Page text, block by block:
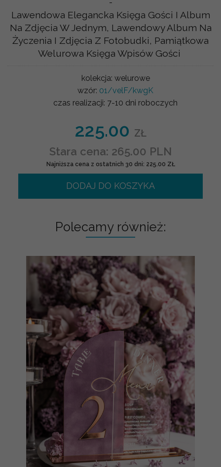
-
Lawendowa Elegancka Księga Gości I Album
Na Zdjęcia W Jednym, Lawendowy Album Na
Życzenia I Zdjęcia Z Fotobudki, Pamiątkowa
Welurowa Księga Wpisów Gości
kolekcja: welurowe
wzór: 01/velF/kwgK
czas realizacji: 7-10 dni roboczych
225.00 ZŁ
Stara cena: 265.00 PLN
Najniższa cena z ostatnich 30 dni: 225.00 ZŁ
DODAJ DO KOSZYKA
Polecamy również: